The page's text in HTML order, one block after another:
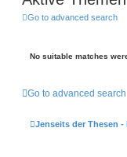
Go to advanced search
No suitable matches
Go to advanced search
Jenseits der Thesen -